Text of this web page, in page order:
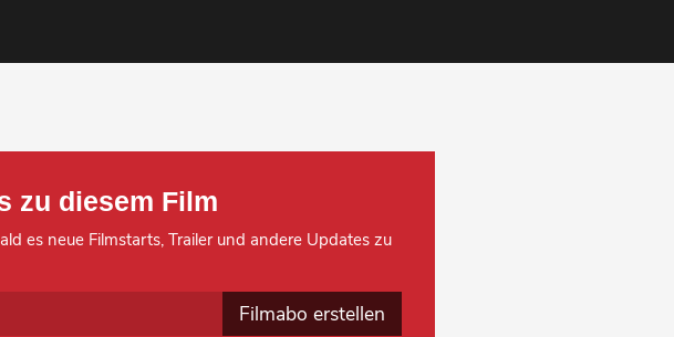
zu diesem Film
es neue Filmstarts, Trailer und andere Updates zu
Filmabo erstellen